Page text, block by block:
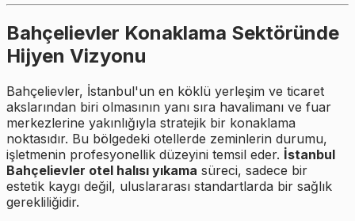
Bahçelievler Konaklama Sektöründe
Hijyen Vizyonu
Bahçelievler, İstanbul'un en köklü yerleşim ve ticaret
akslarından biri olmasının yanı sıra havalimanı ve fuar
merkezlerine yakınlığıyla stratejik bir konaklama
noktasıdır. Bu bölgedeki otellerde zeminlerin durumu,
işletmenin profesyonellik düzeyini temsil eder. İstanbul
Bahçelievler otel halısı yıkama süreci, sadece bir
estetik kaygı değil, uluslararası standartlarda bir sağlık
gerekliliğidir.